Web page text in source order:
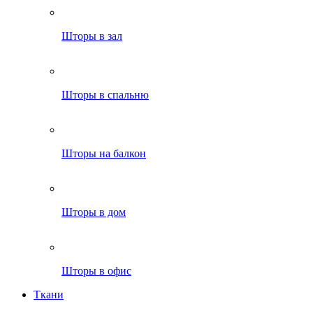
Шторы в зал
Шторы в спальню
Шторы на балкон
Шторы в дом
Шторы в офис
Ткани